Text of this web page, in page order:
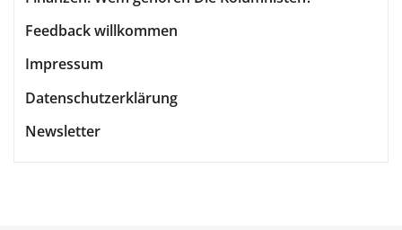
Feedback willkommen
Impressum
Datenschutzerklärung
Newsletter